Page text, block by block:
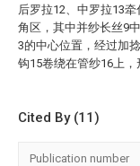
后罗拉12、中罗拉13
角区，其中并纱长丝9
3的中心位置，经过加
钩15卷绕在管纱16上，
Cited By (11)
Publication number